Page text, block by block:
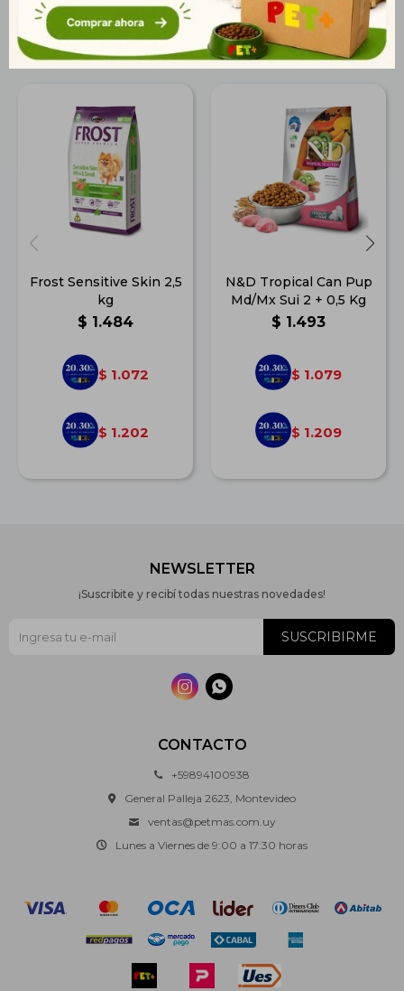
Productos que te pueden interesar
Frost Sensitive Skin 2,5
kg
$ 1.484
$ 1.072
$ 1.202
N&D Tropical Can Pup
Md/Mx Sui 2 + 0,5 Kg
$ 1.493
$ 1.079
$ 1.209
CONTACTO
+59894100938
General Palleja 2623, Montevideo
ventas@petmas.com.uy
Lunes a Viernes de 9:00 a 17:30 horas
NEWSLETTER
¡Suscribite y recibí todas nuestras novedades!
SUSCRIBIRME
 